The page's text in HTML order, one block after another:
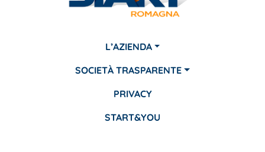
L’AZIENDA
SOCIETÀ TRASPARENTE
PRIVACY
START&YOU